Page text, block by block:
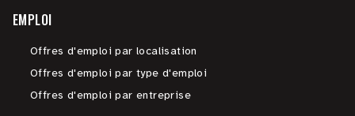
EMPLOI
Offres d'emploi par localisation
Offres d'emploi par type d'emploi
Offres d'emploi par entreprise